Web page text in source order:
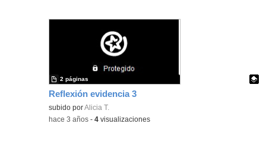
Reflexión evidencia 3
Contenido educativo.
subido porAlicia T.
2 páginas
-hace 3 años -4 visualizaciones